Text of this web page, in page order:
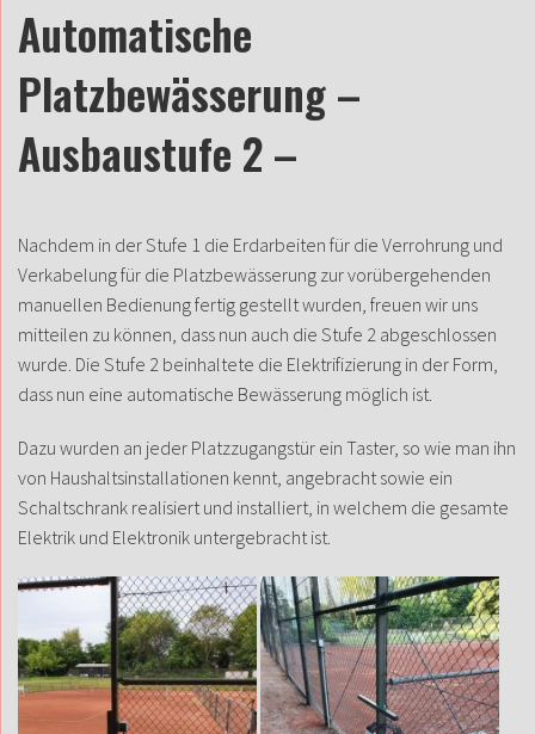
Automatische
Platzbewässerung –
Ausbaustufe 2 –
Nachdem in der Stufe 1 die Erdarbeiten für die Verrohrung und
Verkabelung für die Platzbewässerung zur vorübergehenden
manuellen Bedienung fertig gestellt wurden, freuen wir uns
mitteilen zu können, dass nun auch die Stufe 2 abgeschlossen
wurde. Die Stufe 2 beinhaltete die Elektrifizierung in der Form,
dass nun eine automatische Bewässerung möglich ist.
Dazu wurden an jeder Platzzugangstür ein Taster, so wie man ihn
von Haushaltsinstallationen kennt, angebracht sowie ein
Schaltschrank realisiert und installiert, in welchem die gesamte
Elektrik und Elektronik untergebracht ist.